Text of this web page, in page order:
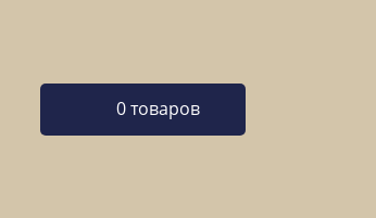
0 товаров